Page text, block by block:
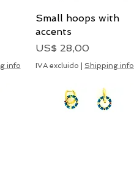
info
Vista rápida
Small hoops with
accents
Precio
US$ 28,00
IVA excluido Shipping info